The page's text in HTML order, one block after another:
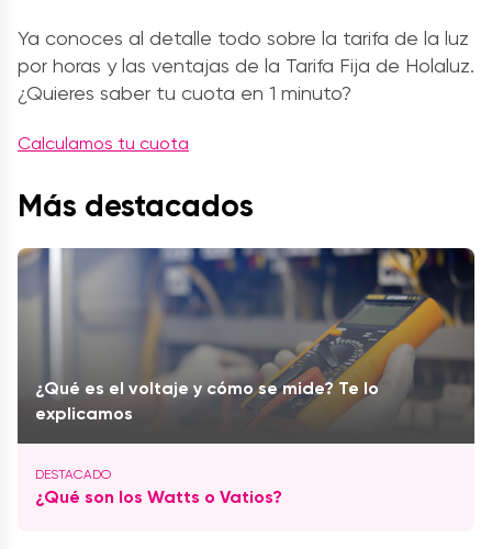
Ya conoces al detalle todo sobre la tarifa de la luz
por horas y las ventajas de la Tarifa Fija de Holaluz.
¿Quieres saber tu cuota en 1 minuto?
Calculamos tu cuota
Más destacados
¿Qué es el voltaje y cómo se mide? Te lo
explicamos
¿Qué son los Watts o Vatios?